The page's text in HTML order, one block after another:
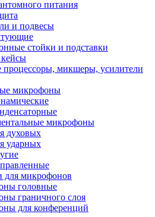
питания
и подвесы
стойки и подставки
микшеры, усилители
микрофоны
микрофоны
духовых
ударных
для микрофонов
головные
граничного слоя
для конференций